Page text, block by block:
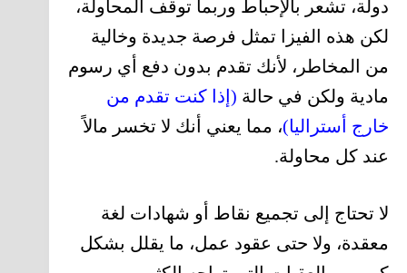
دولة، تشعر بالإحباط وربما توقف المحاولة،
لكن هذه الفيزا تمثل فرصة جديدة وخالية
من المخاطر، لأنك تقدم بدون دفع أي رسوم
مادية ولكن في حالة (إذا كنت تقدم من
خارج أستراليا)، مما يعني أنك لا تخسر مالاً
عند كل محاولة.
لا تحتاج إلى تجميع نقاط أو شهادات لغة
معقدة، ولا حتى عقود عمل، ما يقلل بشكل